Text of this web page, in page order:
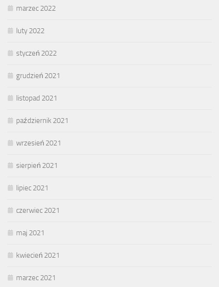
marzec 2022
luty 2022
styczeń 2022
grudzień 2021
listopad 2021
październik 2021
wrzesień 2021
sierpień 2021
lipiec 2021
czerwiec 2021
maj 2021
kwiecień 2021
marzec 2021